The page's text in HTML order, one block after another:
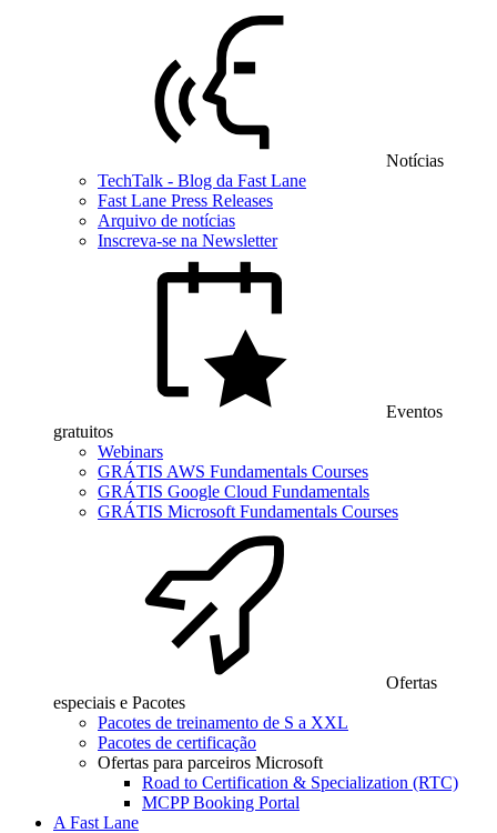
Notícias
TechTalk - Blog da Fast Lane
Fast Lane Press Releases
Arquivo de notícias
Inscreva-se na Newsletter
Eventos
gratuitos
Webinars
GRÁTIS AWS Fundamentals Courses
GRÁTIS Google Cloud Fundamentals
GRÁTIS Microsoft Fundamentals Courses
Ofertas
especiais e Pacotes
Pacotes de treinamento de S a XXL
Pacotes de certificação
Ofertas para parceiros Microsoft
Road to Certification & Specialization (RTC)
MCPP Booking Portal
A Fast Lane